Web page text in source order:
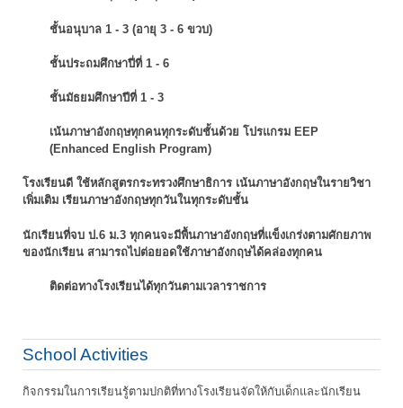
ชั้นอนุบาล 1 - 3 (อายุ 3 - 6 ขวบ)
ชั้นประถมศึกษาปี่ที่ 1 - 6
ชั้นมัธยมศึกษาปีที่ 1 - 3
เน้นภาษาอังกฤษทุกคนทุกระดับชั้นด้วย โปรแกรม EEP
(Enhanced English Program)
โรงเรียนดี ใช้หลักสูตรกระทรวงศึกษาธิการ เน้นภาษาอังกฤษในรายวิชา
เพิ่มเติม เรียนภาษาอังกฤษทุกวันในทุกระดับชั้น
นักเรียนที่จบ ป.6 ม.3 ทุกคนจะมีพื้นภาษาอังกฤษที่แข็งเกร่งตามศักยภาพ
ของนักเรียน สามารถไปต่อยอดใช้ภาษาอังกฤษได้คล่องทุกคน
ติดต่อทางโรงเรียนได้ทุกวันตามเวลาราชการ
School Activities
กิจกรรมในการเรียนรู้ตามปกติที่ทางโรงเรียนจัดให้กับเด็กและนักเรียน